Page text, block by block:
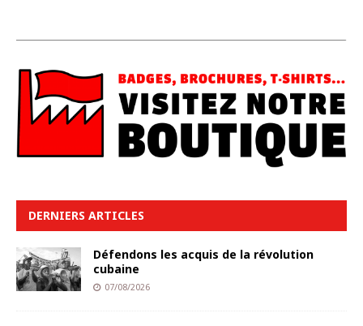
DERNIERS ARTICLES
Défendons les acquis de la révolution
cubaine
07/08/2026